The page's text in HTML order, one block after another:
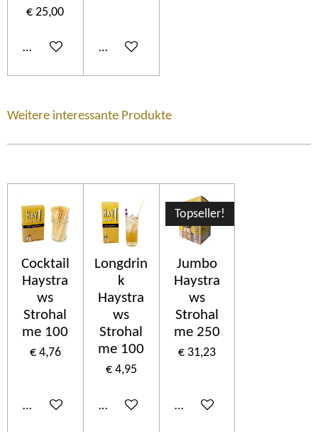
€ 25,00
In winkelwagenIn winkelwagen
Weitere interessante Produkte
Cocktail
Haystra
ws
Strohal
me 100
€ 4,76
In winkelwagen
Longdrin
k
Haystra
ws
Strohal
me 100
€ 4,95
In winkelwagen
Topseller!
Jumbo
Haystra
ws
Strohal
me 250
€ 31,23
In winkelwagen